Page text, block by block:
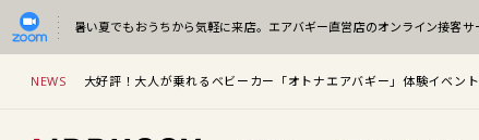
暑い夏でもおうちから気軽に来店。 エアバギー直営店のオンライン接客サ
NEWS 大好評！大人が乗れるベビーカー「オトナエアバギー」体験イベン